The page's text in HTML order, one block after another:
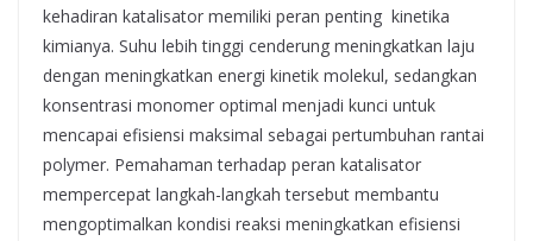
kehadiran katalisator memiliki peran penting kinetika
kimianya. Suhu lebih tinggi cenderung meningkatkan laju
dengan meningkatkan energi kinetik molekul, sedangkan
konsentrasi monomer optimal menjadi kunci untuk
mencapai efisiensi maksimal sebagai pertumbuhan rantai
polymer. Pemahaman terhadap peran katalisator
mempercepat langkah-langkah tersebut membantu
mengoptimalkan kondisi reaksi meningkatkan efisiensi